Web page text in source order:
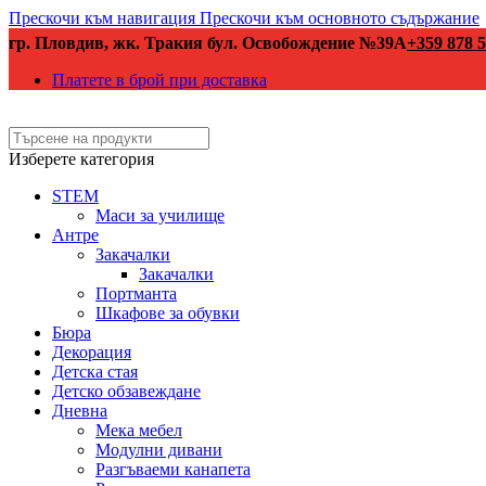
Прескочи към навигация Прескочи към основното съдържание
гр. Пловдив, жк. Тракия бул. Освобождение №39А+359 878
Платете в брой при доставка
Изберете категория
STEM
Маси за училище
Антре
Закачалки
Закачалки
Портманта
Шкафове за обувки
Бюра
Декорация
Детска стая
Детско обзавеждане
Дневна
Мека мебел
Модулни дивани
Разгъваеми канапета